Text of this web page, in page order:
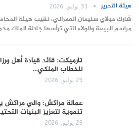
هيئة التحرير 31 يوليو, 2026
شارك مولاي سليمان العمراني، نقيب هيئة
مراسم البيعة والولاء التي ترأسها جلالة الملك
تارميكت: قائد قيادة أهل
للخطاب الملكي…
29 يوليو, 2026
عمالة مراكش: والي مراكش
تنموية لتعزيز البنيات
29 يوليو, 2026